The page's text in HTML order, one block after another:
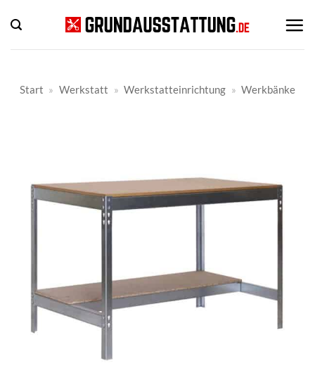
Inhalt
springen
Start » Werkstatt » Werkstatteinrichtung » Werkbänke